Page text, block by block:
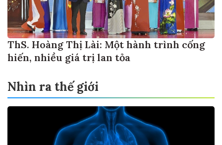
ThS. Hoàng Thị Lài: Một hành trình cống
hiến, nhiều giá trị lan tỏa
Nhìn ra thế giới